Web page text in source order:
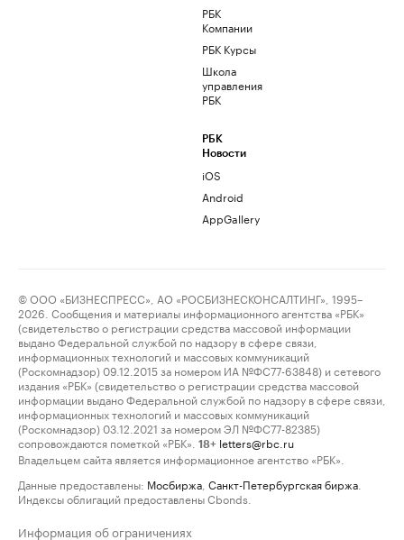
РБК
Компании
РБК Курсы
Школа
управления
РБК
РБК
Новости
iOS
Android
AppGallery
© ООО «БИЗНЕСПРЕСС», АО «РОСБИЗНЕСКОНСАЛТИНГ», 1995–
2026. Сообщения и материалы информационного агентства «РБК»
(свидетельство о регистрации средства массовой информации
выдано Федеральной службой по надзору в сфере связи,
информационных технологий и массовых коммуникаций
(Роскомнадзор) 09.12.2015 за номером ИА №ФС77-63848) и сетевого
издания «РБК» (свидетельство о регистрации средства массовой
информации выдано Федеральной службой по надзору в сфере связи,
информационных технологий и массовых коммуникаций
(Роскомнадзор) 03.12.2021 за номером ЭЛ №ФС77-82385)
сопровождаются пометкой «РБК».
18+ letters@rbc.ru
Владельцем сайта является информационное агентство «РБК».
Данные предоставлены: Мосбиржа Санкт-Петербургская биржа
Индексы облигаций предоставлены Cbonds.
Информация об ограничениях